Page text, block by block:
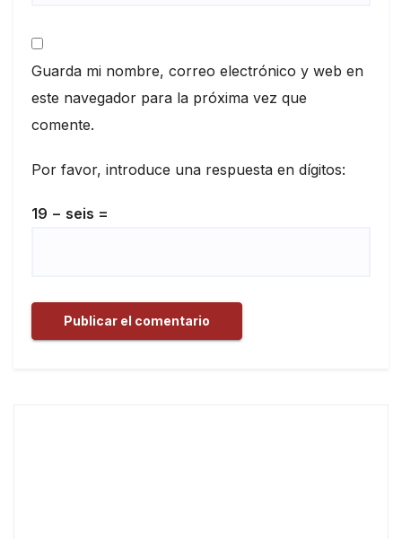
Guarda mi nombre, correo electrónico y web en
este navegador para la próxima vez que
comente.
Por favor, introduce una respuesta en dígitos:
19 − seis =